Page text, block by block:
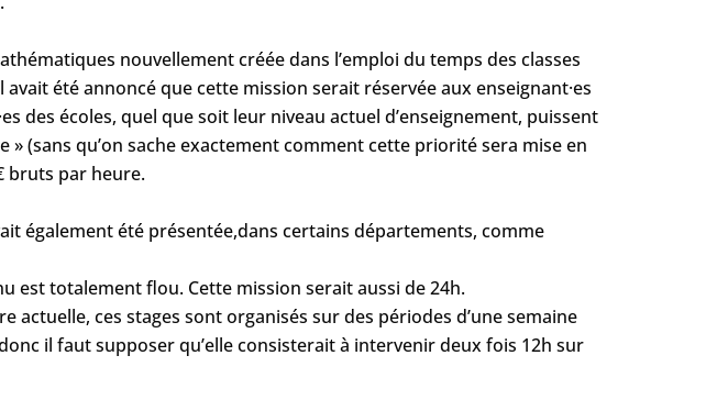
nouvellement créée dans l’emploi du temps des classes
été annoncé que cette mission serait réservée aux enseignant·es
des écoles, quel que soit leur niveau actuel d’enseignement, puissent
(sans qu’on sache exactement comment cette priorité sera mise en
bruts par heure.
également été présentée,dans certains départements, comme
est totalement flou. Cette mission serait aussi de 24h.
actuelle, ces stages sont organisés sur des périodes d’une semaine
il faut supposer qu’elle consisterait à intervenir deux fois 12h sur